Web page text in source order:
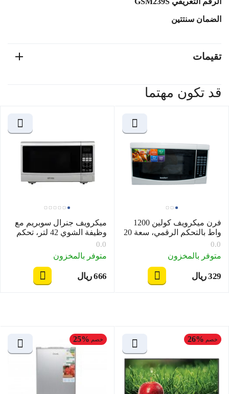
الضمان سنتتين
تقيمات
قد تكون مهتما
فرن ميكرويف كولين 1200
واط بالتحكم الرقمي، سعة 20
لتر، لون ابيض
0.0
متوفر بالمخزون
ريال ‎‍329‍
ميكرويف جنرال سوبريم مع
وظيفة الشوي 42 لتر، تحكم
الكتروني، شاشة عرض,
GSM429S
0.0
متوفر بالمخزون
ريال ‎‍666‍
خصم 26% خصم 25%